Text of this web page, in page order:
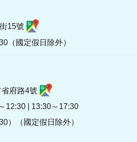
15號
（國定假日除外）
府路4號
12:30 | 13:30～17:30
）（國定假日除外）